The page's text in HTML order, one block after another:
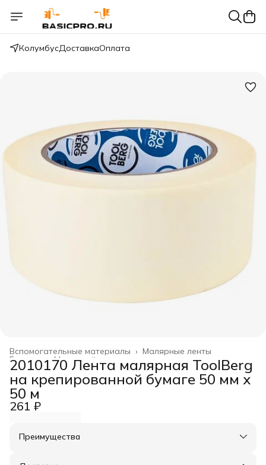
КолумбусДоставкаОплата
Малярные ленты
Вспомогательные материалы ›
Малярный инструмент
Главная ›
2010170 Лента малярная ToolBerg
на крепированной бумаге 50 мм х
50 м
261 ₽
Преимущества
Оплата частями в Сплит